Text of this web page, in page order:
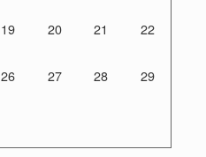
19 20 21 22
26 27 28 29